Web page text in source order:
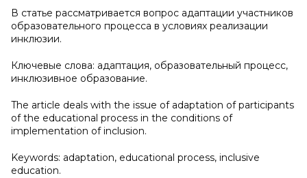
В статье рассматривается вопрос адаптации участников
образовательного процесса в условиях реализации
инклюзии.
Ключевые слова: адаптация, образовательный процесс,
инклюзивное образование.
The article deals with the issue of adaptation of participants
of the educational process in the conditions of
implementation of inclusion.
Keywords: adaptation, educational process, inclusive
education.